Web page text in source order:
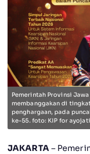
Pemerintah Provinsi
membanggakan di
penghargaan, pada
ke-55. foto: KIP for
JAKARTA–